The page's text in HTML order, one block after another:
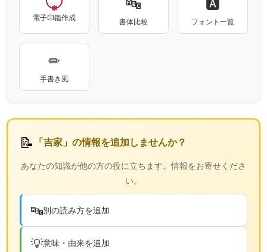
電子印鑑作成 書体比較 フォント一覧
✏
手書き風
📝 「吉家」の情報を追加しませんか？
あなたの知識が他の方の役に立ちます。情報をお寄せくださ
い。
🔤別の読み方を追加
💡意味・由来を追加